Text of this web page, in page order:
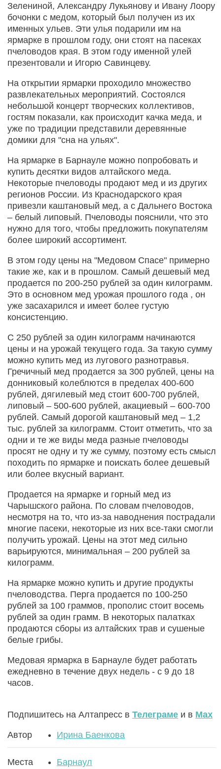
Зелениной, Александру Лукьянову и Ивану Лоору
бочонки с медом, который был получен из их
именных ульев. Эти улья подарили им на
ярмарке в прошлом году, они стоят на пасеках
пчеловодов края. В этом году именной улей
презентовали и Игорю Савинцеву.
На открытии ярмарки проходило множество
развлекательных мероприятий. Состоялся
небольшой концерт творческих коллективов,
гостям показали, как происходит качка меда, и
уже по традиции представили деревянные
домики для "сна на ульях".
На ярмарке в Барнауле можно попробовать и
купить десятки видов алтайского меда.
Некоторые пчеловоды продают мед и из других
регионов России. Из Краснодарского края
привезли каштановый мед, а с Дальнего Востока
– белый липовый. Пчеловоды пояснили, что это
нужно для того, чтобы предложить покупателям
более широкий ассортимент.
В этом году цены на "Медовом Спасе" примерно
такие же, как и в прошлом. Самый дешевый мед
продается по 200-250 рублей за один килограмм.
Это в основном мед урожая прошлого года , он
уже засахарился и имеет более густую
консистенцию.
С 250 рублей за один килограмм начинаются
цены и на урожай текущего года. За такую сумму
можно купить мед из лугового разнотравья.
Гречичный мед продается за 300 рублей, цены на
донниковый колеблются в пределах 400-600
рублей, дягилевый мед стоит 600-700 рублей,
липовый – 500-600 рублей, акациевый – 600-700
рублей. Самый дорогой каштановый мед – 1,2
тыс. рублей за килограмм. Стоит отметить, что за
одни и те же виды меда разные пчеловоды
просят не одну и ту же сумму, поэтому есть смысл
походить по ярмарке и поискать более дешевый
или более вкусный вариант.
Продается на ярмарке и горный мед из
Чарышского района. По словам пчеловодов,
несмотря на то, что из-за наводнения пострадали
многие пасеки, некоторые из них все-таки смогли
получить урожай. Цены на этот мед сильно
варьируются, минимальная – 200 рублей за
килограмм.
На ярмарке можно купить и другие продукты
пчеловодства. Перга продается по 100-250
рублей за 100 граммов, прополис стоит восемь
рублей за один грамм. В некоторых палатках
продаются сборы из алтайских трав и сушеные
белые грибы.
Медовая ярмарка в Барнауле будет работать
ежедневно в течение двух недель - с 9 до 18
часов.
Подпишитесь на Алтапресс в Телеграме и в Max
Автор Ирина Баенкова
Места
Барнаул